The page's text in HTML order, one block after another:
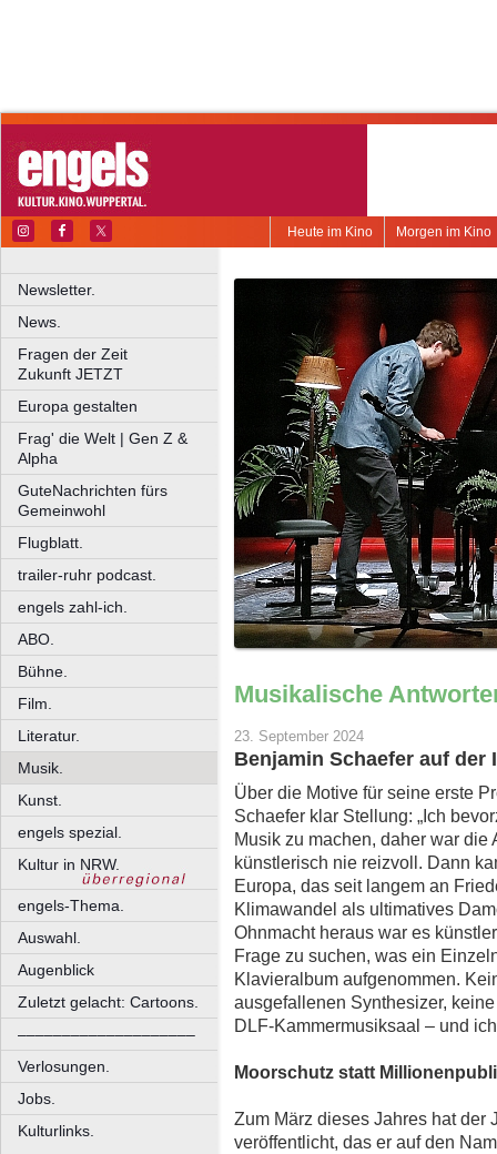
Morgen im Kino
Heute im Kino
Newsletter.
News.
Fragen der Zeit
Zukunft JETZT
Europa gestalten
Frag' die Welt | Gen Z &
Alpha
GuteNachrichten fürs
Gemeinwohl
Flugblatt.
trailer-ruhr podcast.
engels zahl-ich.
ABO.
Bühne.
Film.
Literatur.
Musik.
Kunst.
engels spezial.
Kultur in NRW.
engels-Thema.
Auswahl.
Augenblick
Zuletzt gelacht: Cartoons.
––––––––––––––––––––
Verlosungen.
Jobs.
Kulturlinks.
Musikalische
23. September 2024
Benjamin Schaefer auf der
Über die Motive für seine erste
Schaefer klar Stellung: „Ich
Musik zu machen, daher war
künstlerisch nie reizvoll. Dann
Europa, das seit langem an
Klimawandel als ultimatives
Ohnmacht heraus war es
Frage zu suchen, was ein
Klavieralbum aufgenommen.
ausgefallenen Synthesizer,
DLF-Kammermusiksaal – und
Moorschutz statt
Zum März dieses Jahres hat der
veröffentlicht, das er auf den